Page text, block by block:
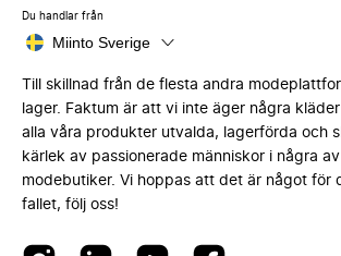
Du handlar från
Miinto Sverige
Till skillnad från de flesta andra
lager. Faktum är att vi inte äger några
alla våra produkter utvalda, lagerförda och
kärlek av passionerade människor i några
modebutiker. Vi hoppas att det är något för
fallet, följ oss!